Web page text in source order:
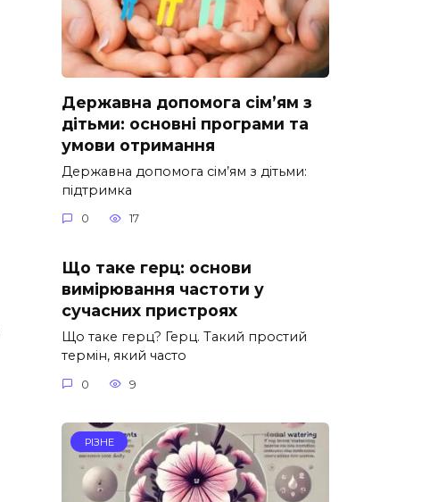
Державна допомога сім’ям з
дітьми: основні програми та
умови отримання
Державна допомога сім’ям з дітьми:
підтримка
0 17
Що таке герц: основи
вимірювання частоти у
сучасних пристроях
Що таке герц? Герц. Такий простий
термін, який часто
0 9
РІЗНЕ